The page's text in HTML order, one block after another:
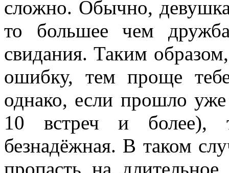
сложно. Обычно,
то большее чем
свидания. Таким
ошибку, тем проще
однако, если прошло
10 встреч и более),
безнадёжная. В таком
пропасть на